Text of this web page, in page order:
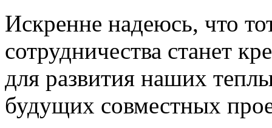
Искренне надеюсь, что
сотрудничества станет
для развития наших
будущих совместных